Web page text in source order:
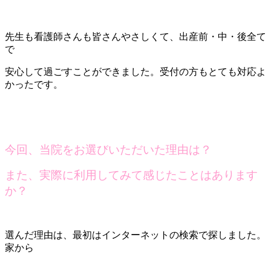
先生も看護師さんも皆さんやさしくて、出産前・中・後全て
で
安心して過ごすことができました。受付の方もとても対応よ
かったです。
今回、当院をお選びいただいた理由は？
また、実際に利用してみて感じたことはあります
か？
選んだ理由は、最初はインターネットの検索で探しました。
家から